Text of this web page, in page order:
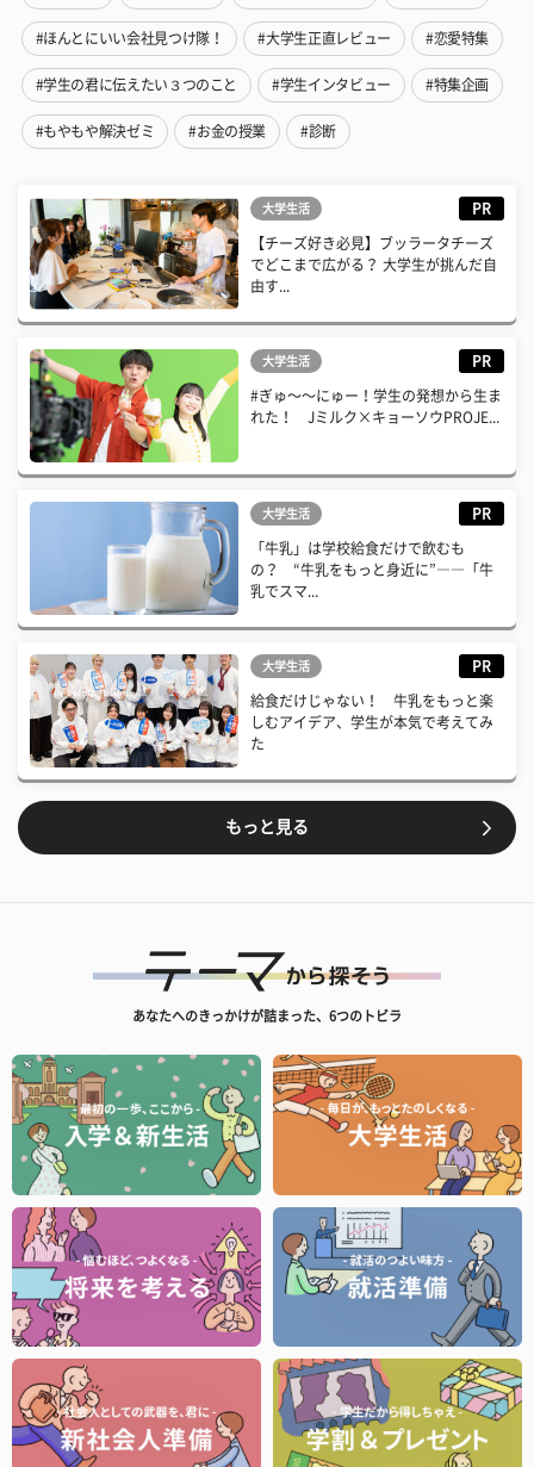
#ほんとにいい会社見つけ隊！ #大学生正直レビュー #恋愛特集
#学生の君に伝えたい３つのこと #学生インタビュー #特集企画
#もやもや解決ゼミ #お金の授業 #診断
大学生活 PR
【チーズ好き必見】ブッラータチーズ
でどこまで広がる？ 大学生が挑んだ自
由す...
大学生活 PR
#ぎゅ〜〜にゅー！学生の発想から生ま
れた！ Jミルク×キョーソウPROJE...
大学生活 PR
「牛乳」は学校給食だけで飲むも
の？ “牛乳をもっと身近に”――「牛
乳でスマ...
大学生活 PR
給食だけじゃない！ 牛乳をもっと楽
しむアイデア、学生が本気で考えてみ
た
もっと見る
あなたへのきっかけが詰まった、6つのトビラ